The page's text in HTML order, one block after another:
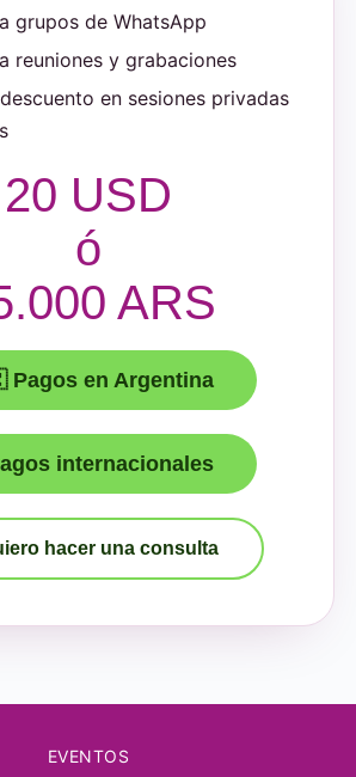
grupos de WhatsApp
reuniones y grabaciones
en sesiones privadas
20 USD
ó
ARS
en Argentina
internacionales
hacer una consulta
EVENTOS